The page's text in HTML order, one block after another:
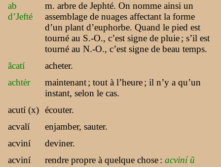
ab
d’Jefté
m. arbre de Jephté. On nomme ainsi un
assemblage de nuages affectant la forme
d’un plant d’euphorbe. Quand le pied est
tourné au S.-O., c’est signe de pluie; s’il est
tourné au N.-O., c’est signe de beau temps.
âcatí
acheter.
achtėr
maintenant; tout à l’heure; il n’y a qu’un
instant, selon le cas.
acutí (x) écouter.
acvalí
enjamber, sauter.
acviní
deviner.
acviní
rendre propre à quelque chose: acviní ũ